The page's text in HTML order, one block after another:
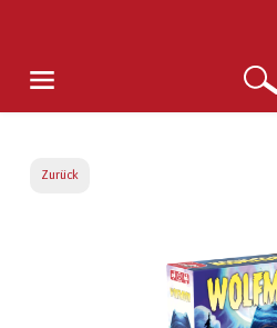
Zurück
Bildergalerie überspringen